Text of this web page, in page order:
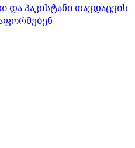
და პაკისტანი თავდაცვის